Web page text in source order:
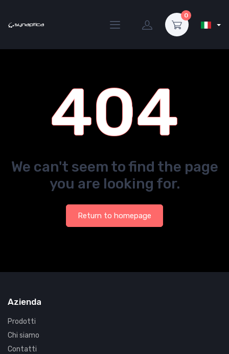
0
404
We can't seem to find the page
you are looking for.
Return to homepage
Azienda
Prodotti
Chi siamo
Contatti